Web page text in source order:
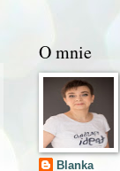
O mnie
Blanka